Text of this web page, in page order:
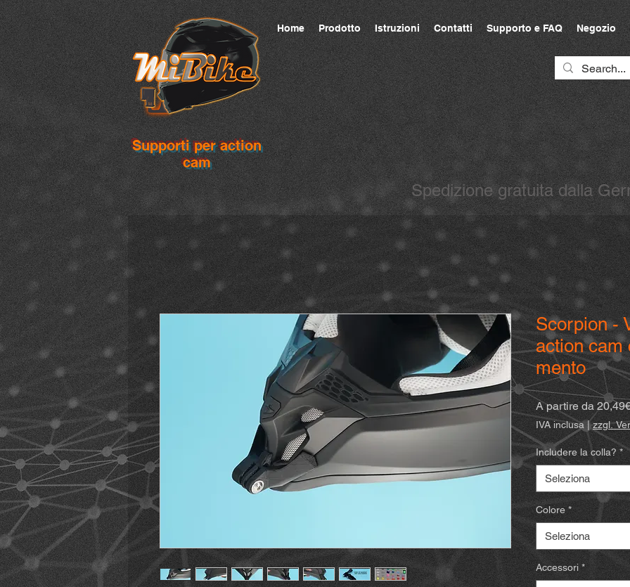
Supporti per action
cam
Spedizione gratuita dalla
Home Prodotto Istruzioni Contatti Supporto e FAQ Negozio
Scorpion -
action cam
mento
A partire da
IVA inclusa |zzgl.
Includere la colla? *
Seleziona
Colore *
Seleziona
Accessori *